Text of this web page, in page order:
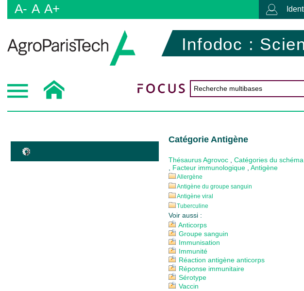
A- A A+
Infodoc :
Catégorie Antigène
Thésaurus Agrovoc Catégories du
Facteur immunologique Antigène
Allergène
Antigène du groupe sanguin
Antigène viral
Tuberculine
Voir aussi :
Anticorps
Groupe sanguin
Immunisation
Immunité
Réaction antigène anticorps
Réponse immunitaire
Sérotype
Vaccin